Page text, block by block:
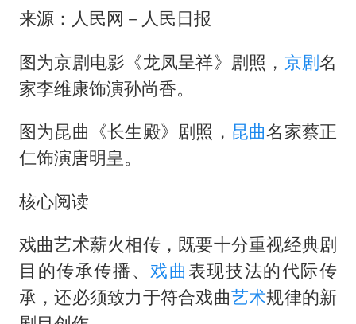
上海大部迎大暴雨
《披荆斩棘2026》阵容官宣
构建更高水平的全民健身公共服务体系
来源：人民网－人民日报
图为京剧电影《龙凤呈祥》剧照， 京剧名
家李维康饰演孙尚香。
图为昆曲《长生殿》剧照， 昆曲名家蔡正
仁饰演唐明皇。
核心阅读
戏曲艺术薪火相传，既要十分重视经典剧
目的传承传播、 戏曲表现技法的代际传
承，还必须致力于符合戏曲艺术规律的新